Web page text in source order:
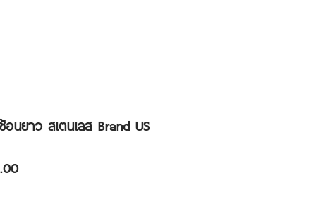
นยาว สเตนเลส Brand US
ราคา